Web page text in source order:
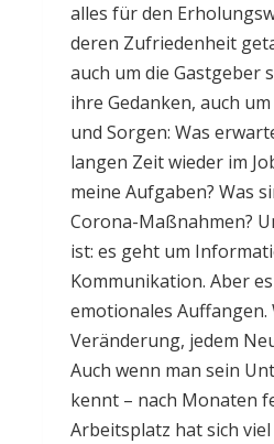
alles für den
deren Zufriedenheit
auch um die Gastgeber
ihre Gedanken, auch
und Sorgen: Was
langen Zeit wieder im
meine Aufgaben? Was
Corona-Maßnahmen?
ist: es geht um
Kommunikation. Aber
emotionales Auffangen.
Veränderung, jedem
Auch wenn man sein
kennt – nach Monaten
Arbeitsplatz hat sich